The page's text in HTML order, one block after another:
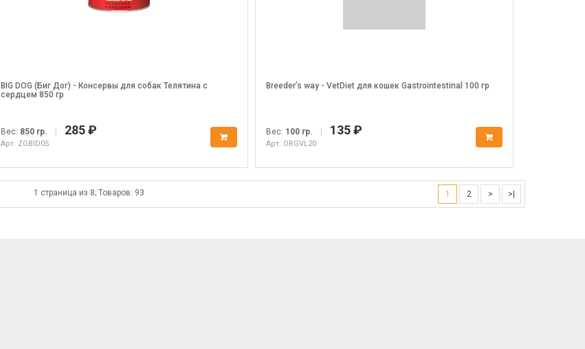
BIG DOG (Биг Дог) - Консервы для собак Телятина с
сердцем 850 гр
Вес: 850 гр. 285 ₽
Арт. ZGBID05
Breeder’s way - VetDiet для кошек Gastrointestinal 100 гр
Вес: 100 гр. 135 ₽
Арт. ORGVL20
1 страница из 8; Товаров: 93 1 2 > >|